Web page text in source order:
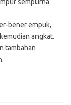
sempurna
bener empuk,
angkat.
tambahan